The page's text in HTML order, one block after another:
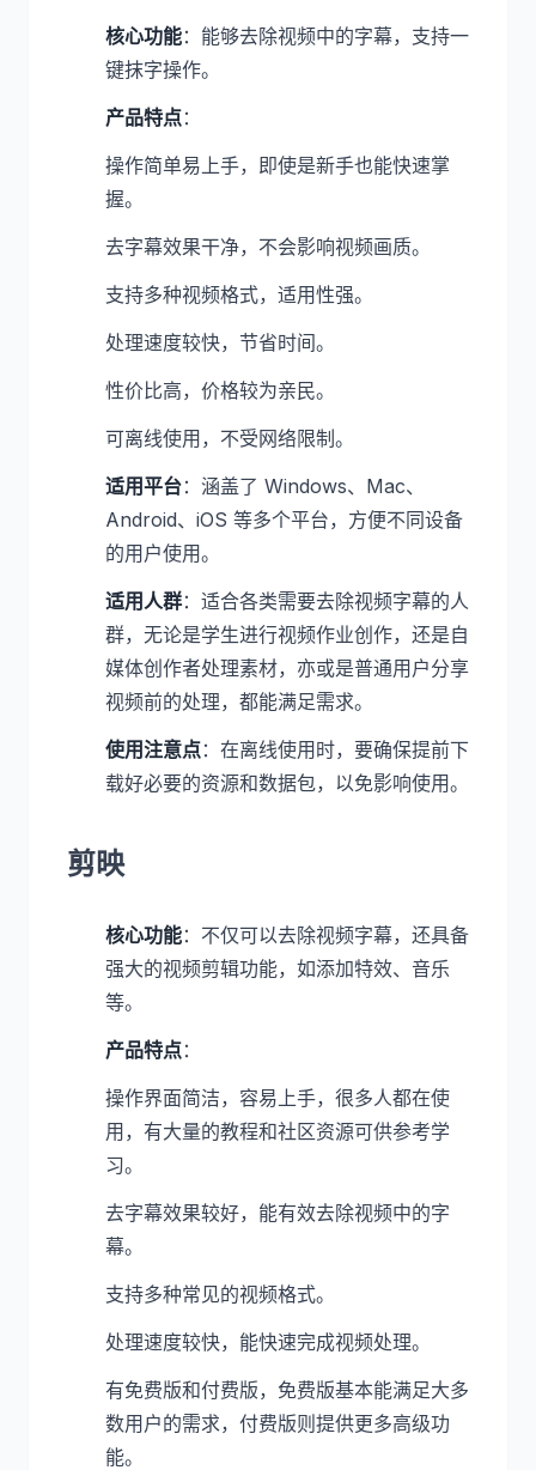
核心功能：能够去除视频中的字幕，支持一
键抹字操作。
产品特点：
操作简单易上手，即使是新手也能快速掌
握。
去字幕效果干净，不会影响视频画质。
支持多种视频格式，适用性强。
处理速度较快，节省时间。
性价比高，价格较为亲民。
可离线使用，不受网络限制。
适用平台：涵盖了 Windows、Mac、
Android、iOS 等多个平台，方便不同设备
的用户使用。
适用人群：适合各类需要去除视频字幕的人
群，无论是学生进行视频作业创作，还是自
媒体创作者处理素材，亦或是普通用户分享
视频前的处理，都能满足需求。
使用注意点：在离线使用时，要确保提前下
载好必要的资源和数据包，以免影响使用。
剪映
核心功能：不仅可以去除视频字幕，还具备
强大的视频剪辑功能，如添加特效、音乐
等。
产品特点：
操作界面简洁，容易上手，很多人都在使
用，有大量的教程和社区资源可供参考学
习。
去字幕效果较好，能有效去除视频中的字
幕。
支持多种常见的视频格式。
处理速度较快，能快速完成视频处理。
有免费版和付费版，免费版基本能满足大多
数用户的需求，付费版则提供更多高级功
能。